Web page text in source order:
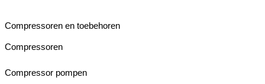
Compressoren en toebehoren
Compressoren
Compressor pompen